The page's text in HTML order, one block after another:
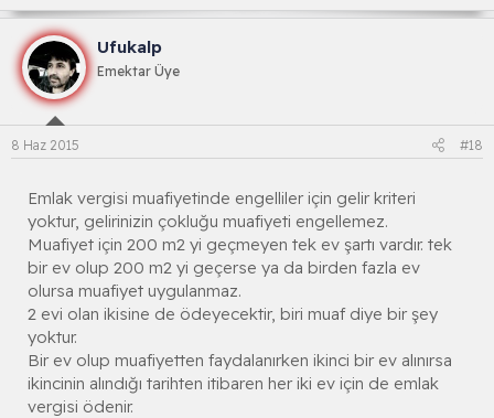
Ufukalp
Emektar Üye
8 Haz 2015 #18
Emlak vergisi muafiyetinde engelliler için gelir kriteri
yoktur, gelirinizin çokluğu muafiyeti engellemez.
Muafiyet için 200 m2 yi geçmeyen tek ev şartı vardır. tek
bir ev olup 200 m2 yi geçerse ya da birden fazla ev
olursa muafiyet uygulanmaz.
2 evi olan ikisine de ödeyecektir, biri muaf diye bir şey
yoktur.
Bir ev olup muafiyetten faydalanırken ikinci bir ev alınırsa
ikincinin alındığı tarihten itibaren her iki ev için de emlak
vergisi ödenir.